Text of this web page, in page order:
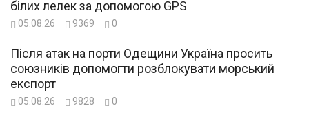
білих лелек за допомогою GPS
05.08.26 9369 0
Після атак на порти Одещини Україна просить
союзників допомогти розблокувати морський
експорт
05.08.26 9828 0